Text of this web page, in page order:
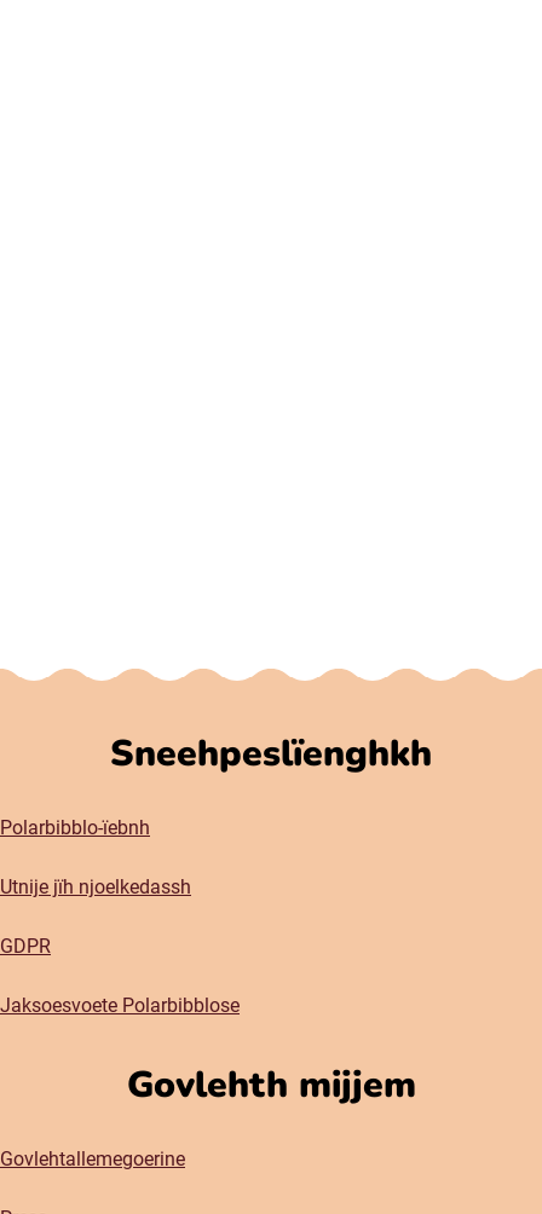
Sneehpeslïenghkh
Polarbibblo-ïebnh
Utnije jïh njoelkedassh
GDPR
Jaksoesvoete Polarbibblose
Govlehth mijjem
Govlehtallemegoerine